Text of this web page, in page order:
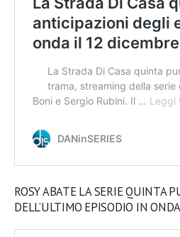
ROSY ABATE LA SERIE QUINTA
DELL’ULTIMO EPISODIO IN